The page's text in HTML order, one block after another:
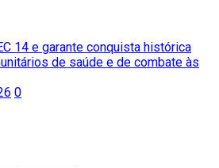
14 e garante conquista histórica
de saúde e de combate às
0